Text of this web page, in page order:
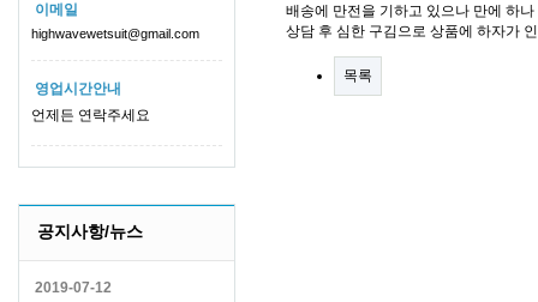
이메일
highwavewetsuit@gmail.com
영업시간안내
언제든 연락주세요
공지사항/뉴스
2019-07-12
배송에 만전을 기하고 있으나 만에 하
상담 후 심한 구김으로 상품에 하자가
목록